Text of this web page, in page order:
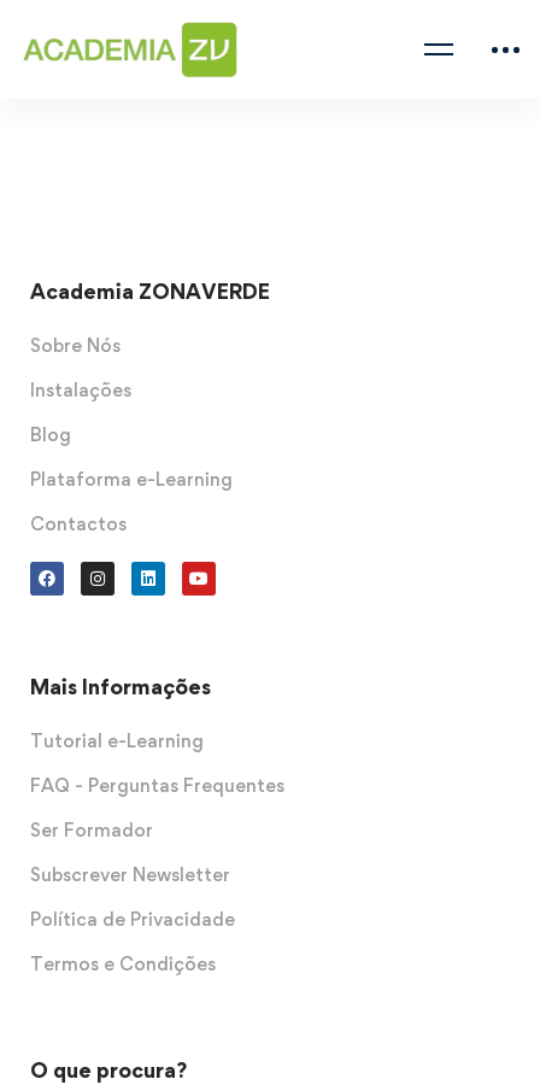
Academia ZONAVERDE
Sobre Nós
Instalações
Blog
Plataforma e-Learning
Contactos
Mais Informações
Tutorial e-Learning
FAQ - Perguntas Frequentes
Ser Formador
Subscrever Newsletter
Política de Privacidade
Termos e Condições
O que procura?